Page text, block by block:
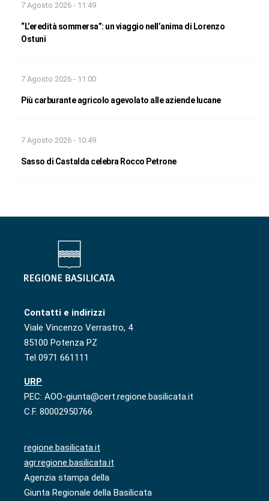
7 Agosto 2026 - 11:49
“L’eredità sommersa”: un viaggio nell’anima di Lorenzo
Ostuni
7 Agosto 2026 - 11:00
Più carburante agricolo agevolato alle aziende lucane
7 Agosto 2026 - 10:49
Sasso di Castalda celebra Rocco Petrone
Contatti e indirizzi
Viale Vincenzo Verrastro, 4
85100 Potenza PZ
Tel 0971 661111
URP
PEC: AOO-giunta@cert.regione.basilicata.it
C.F. 80002950766
regione.basilicata.it
agr.regione.basilicata.it
Agenzia stampa della
Giunta Regionale della Basilicata